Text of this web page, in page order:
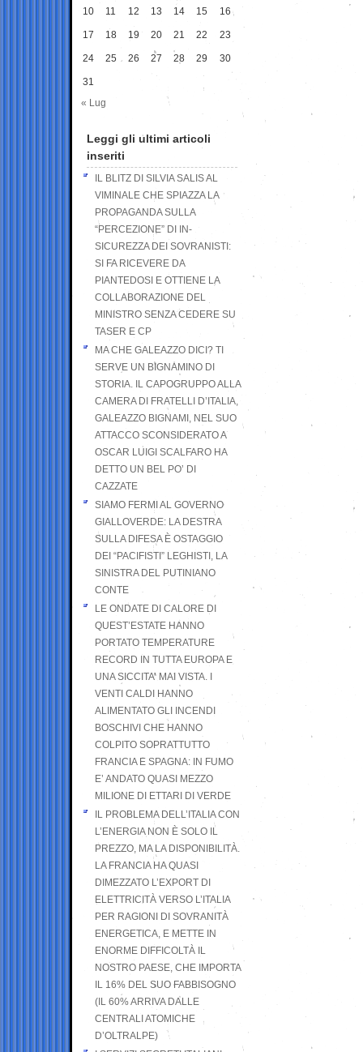
10 11 12 13 14 15 16
17 18 19 20 21 22 23
24 25 26 27 28 29 30
31
« Lug
Leggi gli ultimi articoli
inseriti
IL BLITZ DI SILVIA SALIS AL
VIMINALE CHE SPIAZZA LA
PROPAGANDA SULLA
“PERCEZIONE” DI IN-
SICUREZZA DEI SOVRANISTI:
SI FA RICEVERE DA
PIANTEDOSI E OTTIENE LA
COLLABORAZIONE DEL
MINISTRO SENZA CEDERE SU
TASER E CP
MA CHE GALEAZZO DICI? TI
SERVE UN BIGNAMINO DI
STORIA. IL CAPOGRUPPO ALLA
CAMERA DI FRATELLI D’ITALIA,
GALEAZZO BIGNAMI, NEL SUO
ATTACCO SCONSIDERATO A
OSCAR LUIGI SCALFARO HA
DETTO UN BEL PO’ DI
CAZZATE
SIAMO FERMI AL GOVERNO
GIALLOVERDE: LA DESTRA
SULLA DIFESA È OSTAGGIO
DEI “PACIFISTI” LEGHISTI, LA
SINISTRA DEL PUTINIANO
CONTE
LE ONDATE DI CALORE DI
QUEST’ESTATE HANNO
PORTATO TEMPERATURE
RECORD IN TUTTA EUROPA E
UNA SICCITA’ MAI VISTA. I
VENTI CALDI HANNO
ALIMENTATO GLI INCENDI
BOSCHIVI CHE HANNO
COLPITO SOPRATTUTTO
FRANCIA E SPAGNA: IN FUMO
E’ ANDATO QUASI MEZZO
MILIONE DI ETTARI DI VERDE
IL PROBLEMA DELL’ITALIA CON
L’ENERGIA NON È SOLO IL
PREZZO, MA LA DISPONIBILITÀ.
LA FRANCIA HA QUASI
DIMEZZATO L’EXPORT DI
ELETTRICITÀ VERSO L’ITALIA
PER RAGIONI DI SOVRANITÀ
ENERGETICA, E METTE IN
ENORME DIFFICOLTÀ IL
NOSTRO PAESE, CHE IMPORTA
IL 16% DEL SUO FABBISOGNO
(IL 60% ARRIVA DALLE
CENTRALI ATOMICHE
D’OLTRALPE)